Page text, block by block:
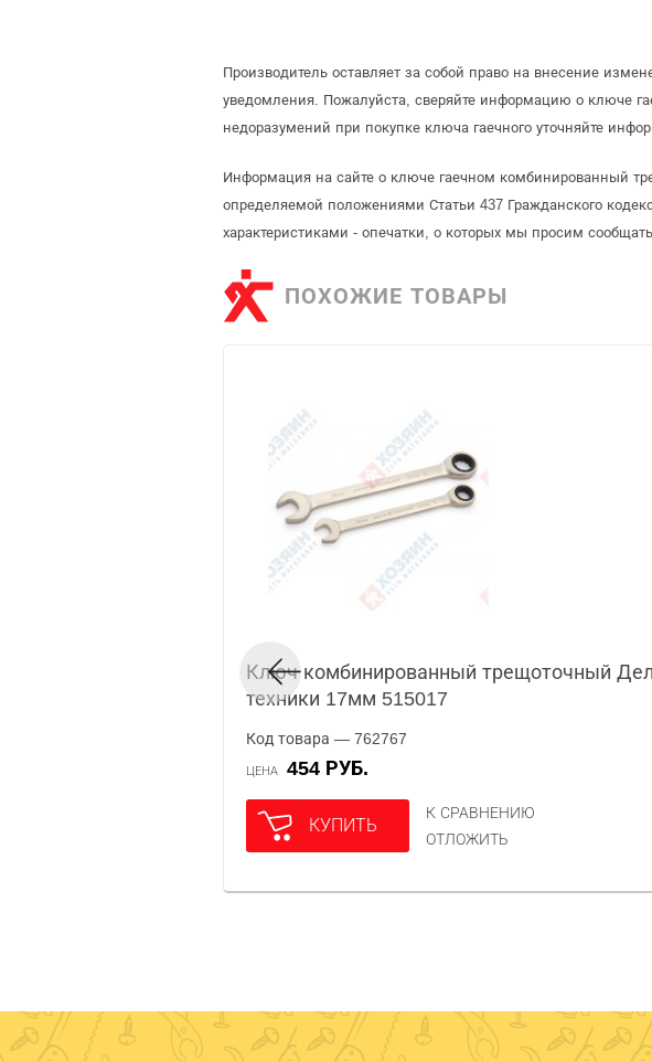
Производитель оставляет за собой право на внесение
уведомления. Пожалуйста, сверяйте информацию о ключе
недоразумений при покупке ключа гаечного уточняйте
Информация на сайте о ключе гаечном комбинированный
определяемой положениями Статьи 437 Гражданского
характеристиками - опечатки, о которых мы просим
ПОХОЖИЕ ТОВАРЫ
Ключ комбинированный трещоточный
техники 17мм 515017
Код товара — 762767
ЦЕНА 454 РУБ.
КУПИТЬ
К СРАВНЕНИЮ
ОТЛОЖИТЬ